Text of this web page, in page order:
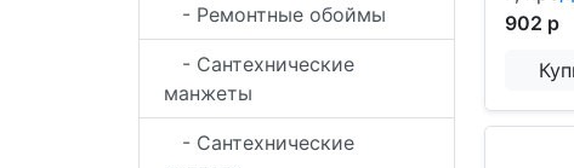
- Ремонтные обоймы
- Сантехнические
манжеты
- Сантехнические
902 р